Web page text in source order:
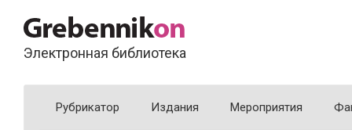
Электронная библиотека
Рубрикатор Издания Мероприятия